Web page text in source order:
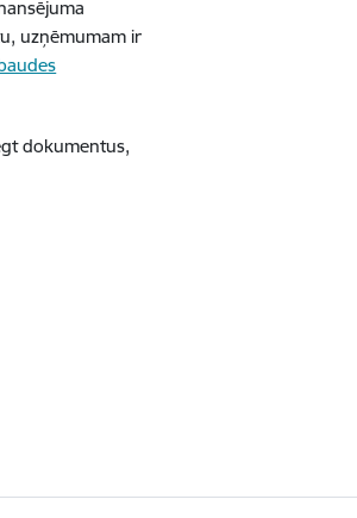
uzņēmumam ir
dokumentus,